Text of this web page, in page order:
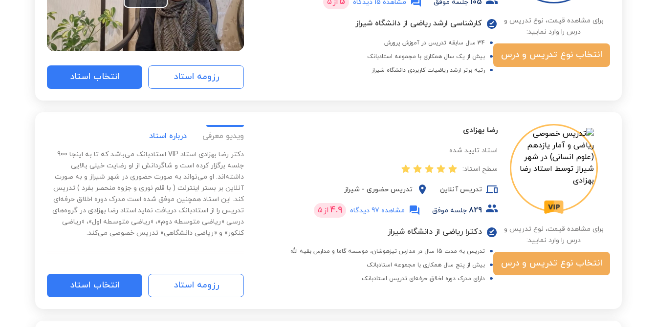
برای مشاهده قیمت، نوع تدریس و
درس را وارد نمایید:
انتخاب نوع تدریس و درس
جلسه موفق مشاهده 15 دیدگاه
کارشناسی ارشد ریاضی از دانشگاه شیراز
34 سال سابقه تدریس در آموزش پرورش
بیش از یک سال همکاری با مجموعه استادبانک
رتبه برتر ارشد ریاضیات کاربردی دانشگاه شیراز
Play
Video
رزومه استاد انتخاب استاد
برای مشاهده قیمت، نوع تدریس و
درس را وارد نمایید:
انتخاب نوع تدریس و درس
رضا بهزادی
استاد تایید شده
سطح استاد:
تدریس آنلاین تدریس حضوری - شیراز
829 جلسه موفق مشاهده 97 دیدگاه 4.9 از 5
دکترا ریاضی از دانشگاه شیراز
تدریس به مدت 15 سال در مدارس تیزهوشان، موسسه گاما و مدارس بقیه الله
بیش از پنج سال همکاری با مجموعه استادبانک
دارای مدرک دوره اخلاق حرفه‌ای تدریس استادبانک
ویدیو معرفی درباره استاد
دکتر رضا بهزادی استاد VIP استادبانک می‌باشد که تا به اینجا 900
جلسه برگزار کرده است و شاگردانش از او رضایت خیلی بالایی
داشته‌اند. او می‌تواند به صورت حضوری در شهر شیراز و به صورت
آنلاین بر بستر اینترنت ( با قلم نوری و جزوه منحصر بفرد ) تدریس
کند. این استاد همچنین موفق شده است مدرک دوره اخلاق حرفه‌ای
تدریس را از استادبانک دریافت نماید.استاد رضا بهزادی در گروه‌های
درسی «ریاضی متوسطه دوم»، «ریاضی متوسطه اول»، «ریاضی
کنکور» و «ریاضی دانشگاهی» تدریس خصوصی می‌کند.
رزومه استاد انتخاب استاد